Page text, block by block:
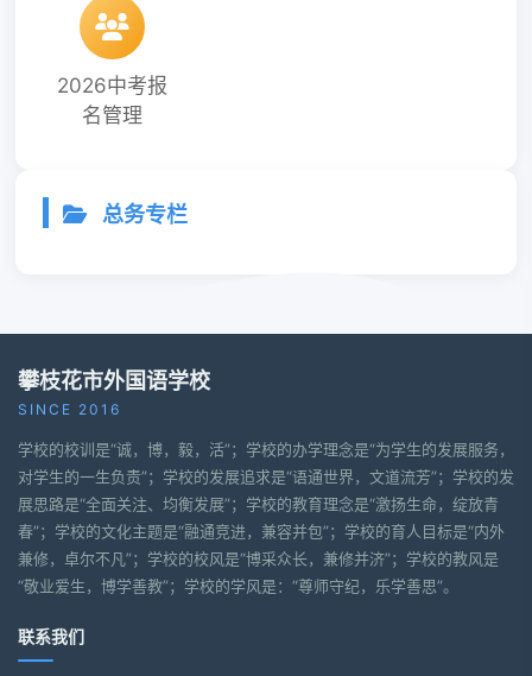
2026中考报
名管理
总务专栏
攀枝花市外国语学校
SINCE 2016
学校的校训是“诚，博，毅，活”；学校的办学理念是“为学生的发展服务，
对学生的一生负责”；学校的发展追求是“语通世界，文道流芳”；学校的发
展思路是“全面关注、均衡发展”；学校的教育理念是“激扬生命，绽放青
春”；学校的文化主题是“融通竞进，兼容并包”；学校的育人目标是“内外
兼修，卓尔不凡”；学校的校风是“博采众长，兼修并济”；学校的教风是
“敬业爱生，博学善教”；学校的学风是：“尊师守纪，乐学善思”。
联系我们